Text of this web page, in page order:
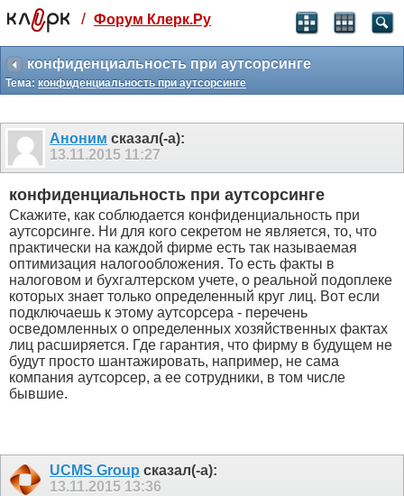
Святые угодники, Клерк без рекламы
прекрасен:)
месяц
3 месяца
259
₽
-10%
499 ₽
-15%
Отмена Оплатить
/ Форум Клерк.Ру
конфиденциальность при аутсорсинге
Тема: конфиденциальность при аутсорсинге
Аноним сказал(-а):
13.11.2015 11:27
конфиденциальность при аутсорсинге
Скажите, как соблюдается конфиденциальность при
аутсорсинге. Ни для кого секретом не является, то, что
практически на каждой фирме есть так называемая
оптимизация налогообложения. То есть факты в
налоговом и бухгалтерском учете, о реальной подоплеке
которых знает только определенный круг лиц. Вот если
подключаешь к этому аутсорсера - перечень
осведомленных о определенных хозяйственных фактах
лиц расширяется. Где гарантия, что фирму в будущем не
будут просто шантажировать, например, не сама
компания аутсорсер, а ее сотрудники, в том числе
бывшие.
UCMS Group сказал(-а):
13.11.2015 13:36